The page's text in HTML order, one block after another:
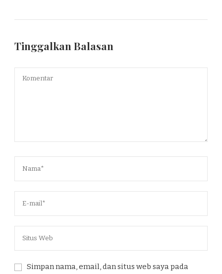
Tinggalkan Balasan
Simpan nama, email, dan situs web saya pada